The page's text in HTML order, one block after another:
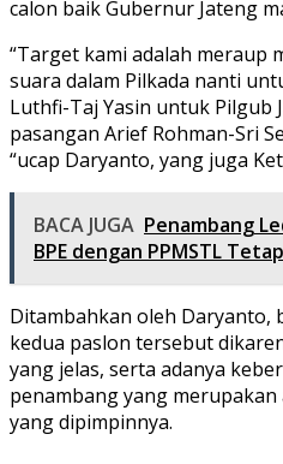
calon baik Gubernur Jateng
“Target kami adalah meraup
suara dalam Pilkada nanti
Luthfi-Taj Yasin untuk Pilgub
pasangan Arief Rohman-Sri
“ucap Daryanto, yang juga
BACA JUGA Penambang
BPE dengan PPMSTL
Ditambahkan oleh Daryanto,
kedua paslon tersebut
yang jelas, serta adanya
penambang yang merupakan
yang dipimpinnya.